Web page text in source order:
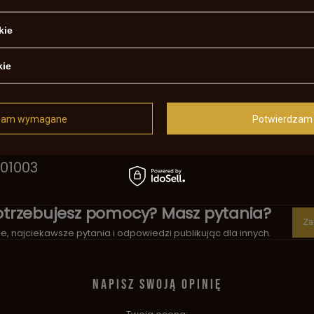
broni, ale także zwiększa
wyrzutnik Sharps .45
będąc nieocenionym
pomocy? Masz pytania?
najciekawsze pytania i odpowiedzi publikując dla innych.
NAPISZ SWOJĄ OPINIĘ
wymagane